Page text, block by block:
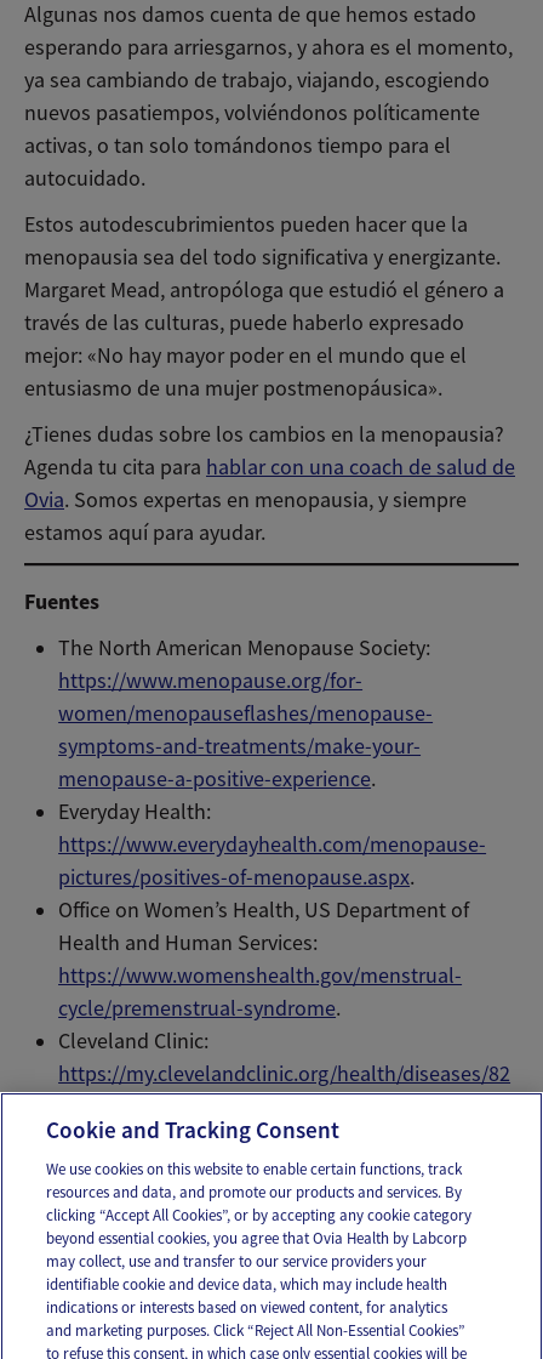
Algunas nos damos cuenta de que hemos estado
esperando para arriesgarnos, y ahora es el momento,
ya sea cambiando de trabajo, viajando, escogiendo
nuevos pasatiempos, volviéndonos políticamente
activas, o tan solo tomándonos tiempo para el
autocuidado.
Estos autodescubrimientos pueden hacer que la
menopausia sea del todo significativa y energizante.
Margaret Mead, antropóloga que estudió el género a
través de las culturas, puede haberlo expresado
mejor: «No hay mayor poder en el mundo que el
entusiasmo de una mujer postmenopáusica».
¿Tienes dudas sobre los cambios en la menopausia?
Agenda tu cita para hablar con una coach de salud de
Ovia. Somos expertas en menopausia, y siempre
estamos aquí para ayudar.
Fuentes
The North American Menopause Society:
https://www.menopause.org/for-
women/menopauseflashes/menopause-
symptoms-and-treatments/make-your-
menopause-a-positive-experience.
Everyday Health:
https://www.everydayhealth.com/menopause-
pictures/positives-of-menopause.aspx.
Office on Women’s Health, US Department of
Health and Human Services:
https://www.womenshealth.gov/menstrual-
cycle/premenstrual-syndrome.
Cleveland Clinic:
https://my.clevelandclinic.org/health/diseases/82
Email Text
OUR APPS
Cookie and Tracking Consent
We use cookies on this website to enable certain functions, track
resources and data, and promote our products and services. By
clicking “Accept All Cookies”, or by accepting any cookie category
beyond essential cookies, you agree that Ovia Health by Labcorp
may collect, use and transfer to our service providers your
identifiable cookie and device data, which may include health
indications or interests based on viewed content, for analytics
and marketing purposes. Click “Reject All Non-Essential Cookies”
to refuse this consent, in which case only essential cookies will be